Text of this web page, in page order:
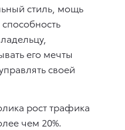
стиль, мощь
его мечты
своей
рост трафика
чем 20%.